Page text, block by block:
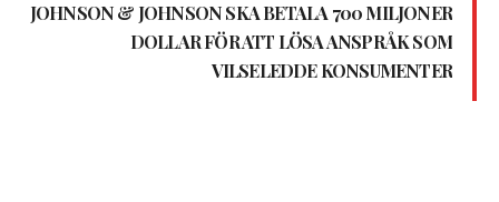
JOHNSON & JOHNSON SKA BETALA 700 MILJONER
DOLLAR FÖR ATT LÖSA ANSPRÅK SOM
VILSELEDDE KONSUMENTER